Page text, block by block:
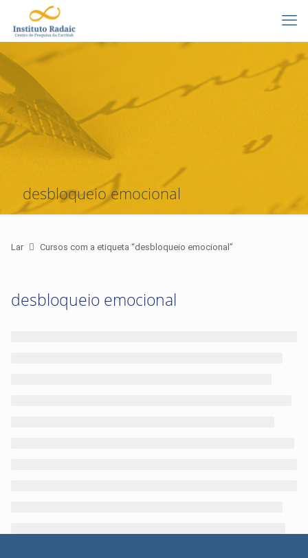
desbloqueio emocional
Lar Cursos com a etiqueta “desbloqueio emocional”
desbloqueio emocional